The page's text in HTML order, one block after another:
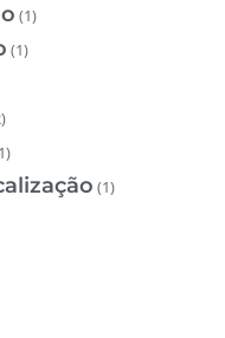
(1)
(1)
(1)